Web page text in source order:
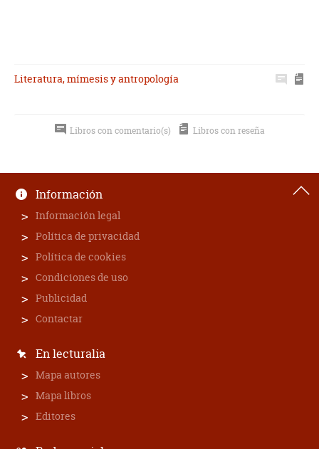
Literatura, mímesis y antropología
Libros con comentario(s) Libros con reseña
Información
Información legal
Política de privacidad
Política de cookies
Condiciones de uso
Publicidad
Contactar
En lecturalia
Mapa autores
Mapa libros
Editores